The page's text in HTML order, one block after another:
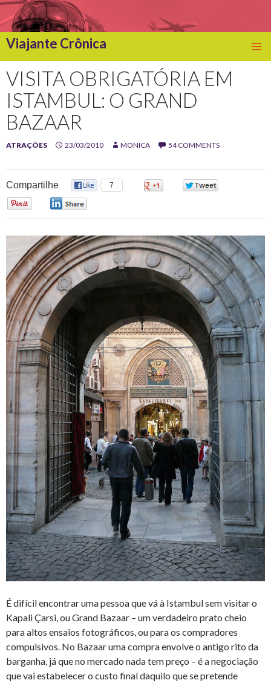
Viajante Crônica
TO
CONTENT
VISITA OBRIGATÓRIA EM
ISTAMBUL: O GRAND
BAZAAR
ATRAÇÕES 23/03/2010 MONICA 54 COMMENTS
Compartilhe 7
É difícil encontrar uma pessoa que vá à Istambul sem visitar o
Kapali Çarsi, ou Grand Bazaar – um verdadeiro prato cheio
para altos ensaios fotográficos, ou para os compradores
compulsivos. No Bazaar uma compra envolve o antigo rito da
barganha, já que no mercado nada tem preço – é a negociação
que vai estabelecer o custo final daquilo que se pretende